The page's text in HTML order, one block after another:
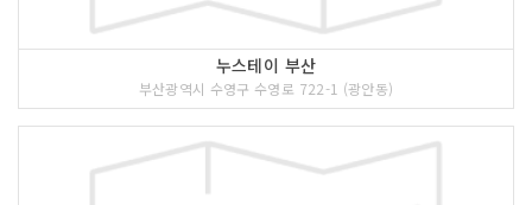
누스테이 부산
부산광역시 수영구 수영로 722-1 (광안동)